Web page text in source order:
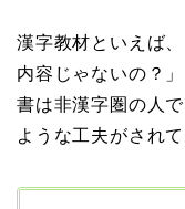
漢字教材といえば
内容じゃないの？
書は非漢字圏の人
ような工夫がされて